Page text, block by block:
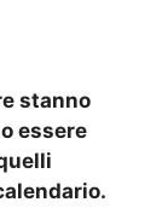
stanno
essere